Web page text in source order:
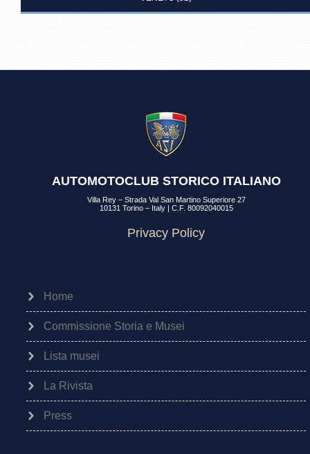
AUTOMOTOCLUB STORICO ITALIANO
Villa Rey – Strada Val San Martino Superiore 27
10131 Torino – Italy | C.F. 80092040015
Privacy Policy
Home
Commissione Storia e Musei
Lista musei
La Rivista
Press